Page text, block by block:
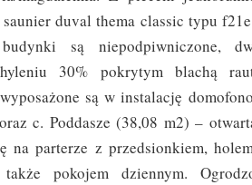
duval thema classic typu
są niepodpiwniczone,
30% pokrytym blachą
są w instalację
c. Poddasze (38,08 m2) –
na parterze z przedsionkiem,
pokojem dziennym.